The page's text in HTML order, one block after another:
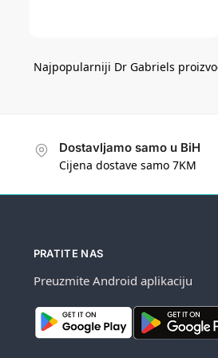
Dostavljamo samo u BiH
Cijena dostave samo 7KM
PRATITE NAS
Preuzmite Android aplikaciju